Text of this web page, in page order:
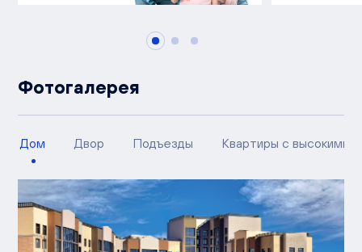
Фотогалерея
Дом Двор Подъезды Квартиры с высокими